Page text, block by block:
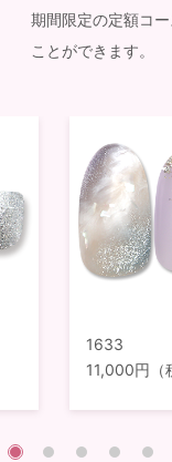
期間限定の定額コ
ことができます。
1633
11,000円（